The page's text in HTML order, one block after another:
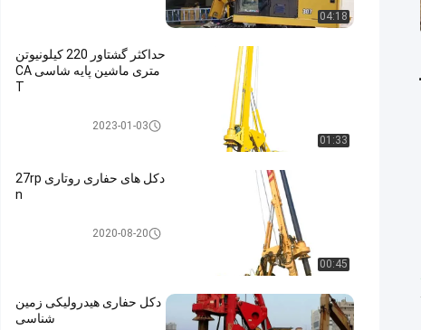
04:18
01:33
حداکثر گشتاور 220 کیلونیوتن
متری ماشین پایه شاسی CA
T
2023-01-03
00:45
دکل های حفاری روتاری 27rp
n
2020-08-20
دکل حفاری هیدرولیکی زمین
شناسی